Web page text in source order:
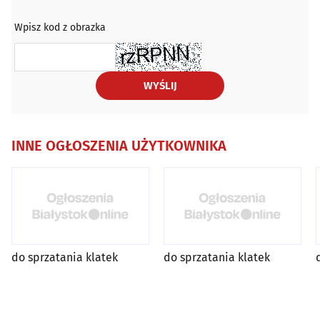
Wpisz kod z obrazka
WYŚLIJ
INNE OGŁOSZENIA UŻYTKOWNIKA
do sprzatania klatek do sprzatania klatek